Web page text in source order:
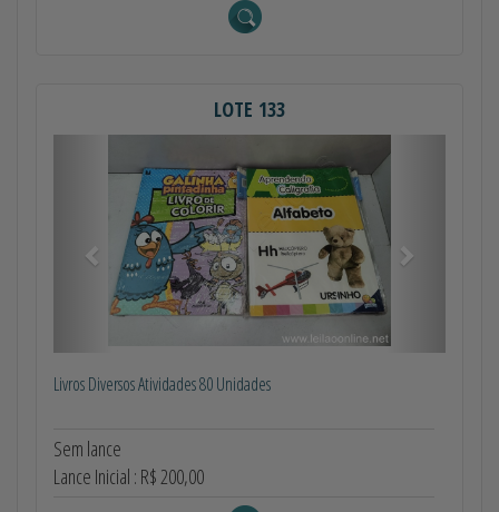
LOTE 133
Livros Diversos Atividades 80 Unidades
Sem lance
Lance Inicial : R$ 200,00